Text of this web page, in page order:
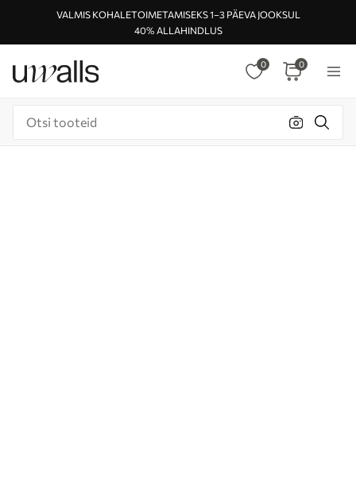
VALMIS KOHALETOIMETAMISEKS 1–3 PÄEVA JOOKSUL
40% ALLAHINDLUS
0 0